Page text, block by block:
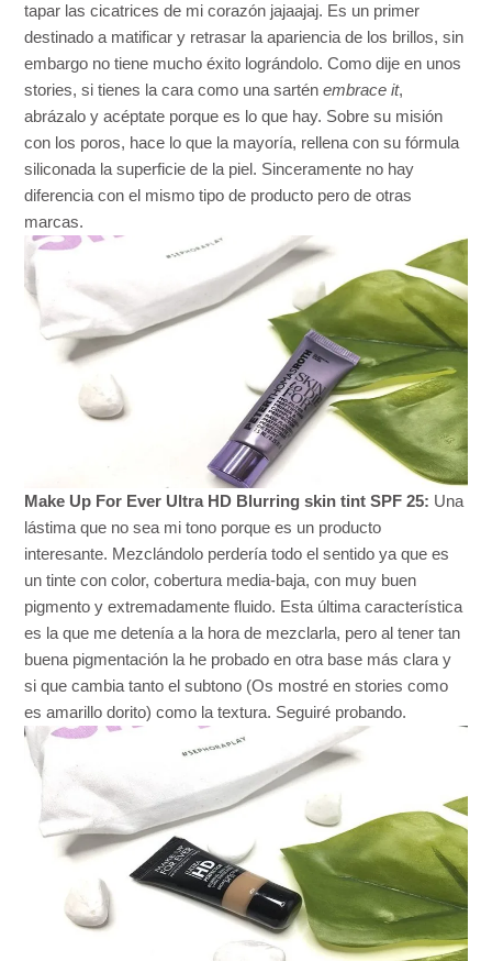
tapar las cicatrices de mi corazón jajaajaj. Es un primer
destinado a matificar y retrasar la apariencia de los brillos, sin
embargo no tiene mucho éxito lográndolo. Como dije en unos
stories, si tienes la cara como una sarténembrace it,
abrázalo y acéptate porque es lo que hay. Sobre su misión
con los poros, hace lo que la mayoría, rellena con su fórmula
siliconada la superficie de la piel. Sinceramente no hay
diferencia con el mismo tipo de producto pero de otras
marcas.
Make Up For Ever Ultra HD Blurring skin tint SPF 25: Una
lástima que no sea mi tono porque es un producto
interesante. Mezclándolo perdería todo el sentido ya que es
un tinte con color, cobertura media-baja, con muy buen
pigmento y extremadamente fluido. Esta última característica
es la que me detenía a la hora de mezclarla, pero al tener tan
buena pigmentación la he probado en otra base más clara y
si que cambia tanto el subtono (Os mostré en stories como
es amarillo dorito) como la textura. Seguiré probando.